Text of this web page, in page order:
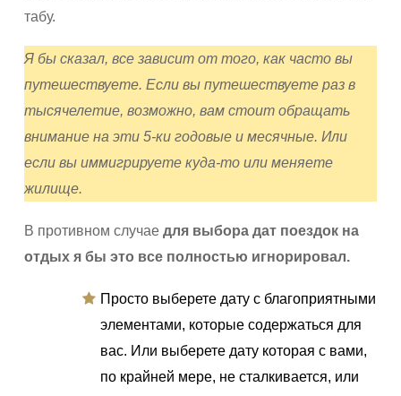
табу.
Я бы сказал, все зависит от того, как часто вы
путешествуете. Если вы путешествуете раз в
тысячелетие, возможно, вам стоит обращать
внимание на эти 5-ки годовые и месячные. Или
если вы иммигрируете куда-то или меняете
жилище.
В противном случае для выбора дат поездок на
отдых я бы это все полностью игнорировал.
Просто выберете дату с благоприятными
элементами, которые содержаться для
вас. Или выберете дату которая с вами,
по крайней мере, не сталкивается, или